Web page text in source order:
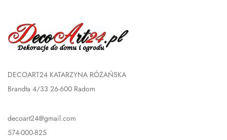
DECOART24 KATARZYNA RÓŻAŃSKA
Brandta 4/33 26-600 Radom
decoart24@gmail.com
574-000-825